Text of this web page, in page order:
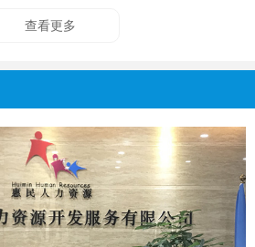
查看更多